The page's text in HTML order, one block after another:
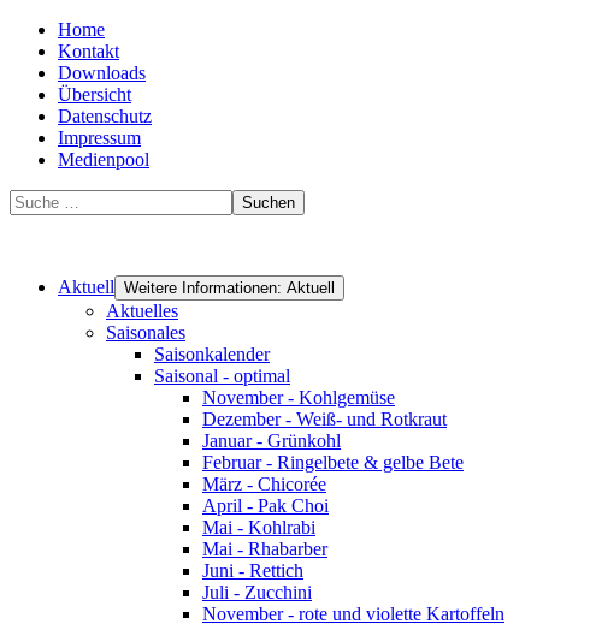
Home
Kontakt
Downloads
Übersicht
Datenschutz
Impressum
Medienpool
Suchen
Aktuell Weitere Informationen: Aktuell
Aktuelles
Saisonales
Saisonkalender
Saisonal - optimal
November - Kohlgemüse
Dezember - Weiß- und Rotkraut
Januar - Grünkohl
Februar - Ringelbete & gelbe Bete
März - Chicorée
April - Pak Choi
Mai - Kohlrabi
Mai - Rhabarber
Juni - Rettich
Juli - Zucchini
November - rote und violette Kartoffeln